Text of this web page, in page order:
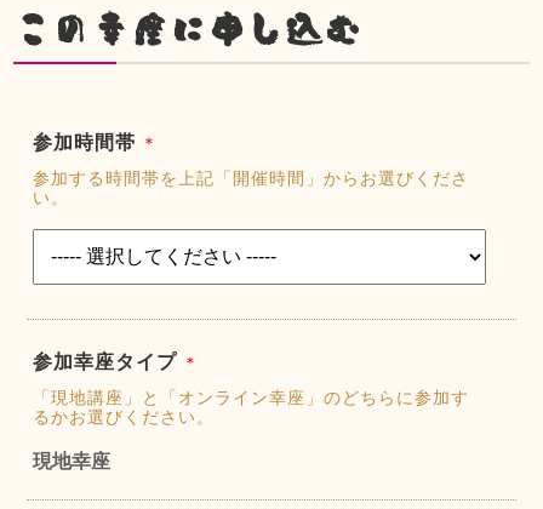
この幸座に申し込む
参加時間帯 ＊
参加する時間帯を上記「開催時間」からお選びくださ
い。
参加幸座タイプ ＊
「現地講座」と「オンライン幸座」のどちらに参加す
るかお選びください。
現地幸座